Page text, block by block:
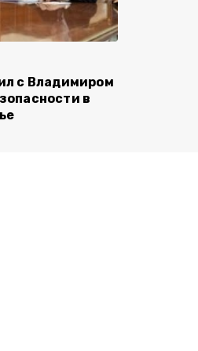
с Владимиром
в